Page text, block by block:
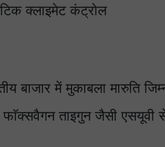
क्लाइमेट कंट्रोल
बाजार में मुकाबला मारुति
ताइगुन जैसी एसयूवी से